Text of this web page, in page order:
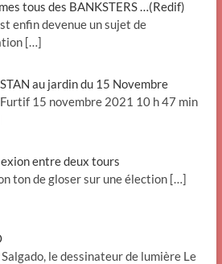
tous des BANKSTERS …(Redif)
enfin devenue un sujet de
[…]
au jardin du 15 Novembre
15 novembre 2021 10 h 47 min
entre deux tours
ton de gloser sur une élection […]
le dessinateur de lumière Le